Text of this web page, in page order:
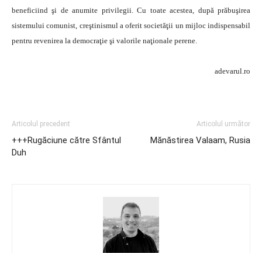
beneficiind şi de anumite privilegii. Cu toate acestea, după prăbuşirea
sistemului comunist, creştinismul a oferit societăţii un mijloc indispensabil
pentru revenirea la democraţie şi valorile naţionale perene.
adevarul.ro
Articolul precedent
+++Rugăciune către Sfântul
Duh
Articolul următor
Mănăstirea Valaam, Rusia